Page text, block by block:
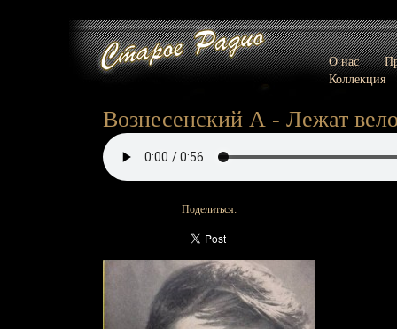
О нас
Коллекция
Вознесенский А - Лежат
Поделиться: